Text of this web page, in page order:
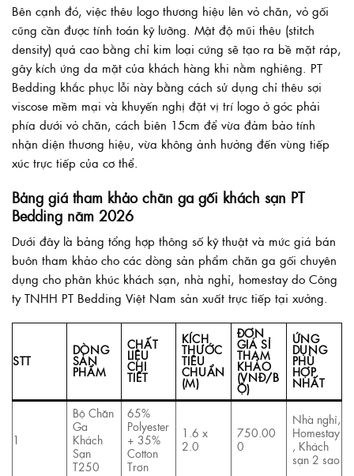
Bên cạnh đó, việc thêu logo thương hiệu lên vỏ chăn, vỏ gối
cũng cần được tính toán kỹ lưỡng. Mật độ mũi thêu (stitch
density) quá cao bằng chỉ kim loại cứng sẽ tạo ra bề mặt ráp,
gây kích ứng da mặt của khách hàng khi nằm nghiêng. PT
Bedding khắc phục lỗi này bằng cách sử dụng chỉ thêu sợi
viscose mềm mại và khuyến nghị đặt vị trí logo ở góc phải
phía dưới vỏ chăn, cách biên 15cm để vừa đảm bảo tính
nhận diện thương hiệu, vừa không ảnh hưởng đến vùng tiếp
xúc trực tiếp của cơ thể.
Bảng giá tham khảo chăn ga gối khách sạn PT
Bedding năm 2026
Dưới đây là bảng tổng hợp thông số kỹ thuật và mức giá bán
buôn tham khảo cho các dòng sản phẩm chăn ga gối chuyên
dụng cho phân khúc khách sạn, nhà nghỉ, homestay do Công
ty TNHH PT Bedding Việt Nam sản xuất trực tiếp tại xưởng.
STT
DÒNG
SẢN
PHẨM
CHẤT
LIỆU
CHI
TIẾT
KÍCH
THƯỚC
TIÊU
CHUẨN
(M)
ĐƠN
GIÁ SỈ
THAM
KHẢO
(VNĐ/B
Ộ)
ỨNG
DỤNG
PHÙ
HỢP
NHẤT
1
Bộ Chăn
Ga
Khách
Sạn
T250
65%
Polyester
+ 35%
Cotton
Trơn
1.6 x
2.0
750.00
0
Nhà nghỉ,
Homestay
, Khách
sạn 2 sao